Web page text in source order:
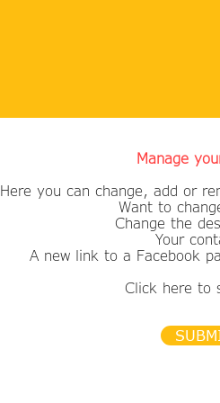
Manage
Here you can change, add or
Want to
​Change the
Your
A new link to a Facebook
Click here to